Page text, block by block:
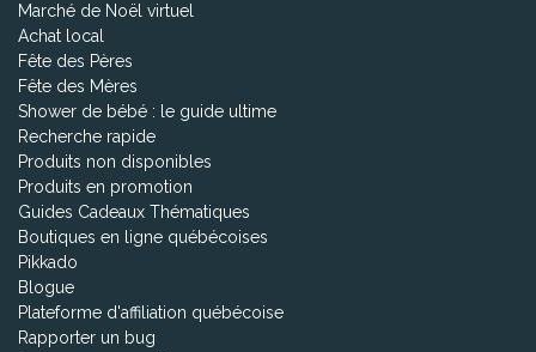
Marché de Noël virtuel
Achat local
Fête des Pères
Fête des Mères
Shower de bébé : le guide ultime
Recherche rapide
Produits non disponibles
Produits en promotion
Guides Cadeaux Thématiques
Boutiques en ligne québécoises
Pikkado
Blogue
Plateforme d'affiliation québécoise
Rapporter un bug